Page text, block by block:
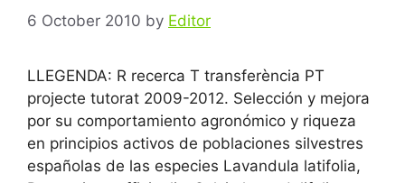
6 October 2010 by Editor
LLEGENDA: R recerca T transferència PT
projecte tutorat 2009-2012. Selección y mejora
por su comportamiento agronómico y riqueza
en principios activos de poblaciones silvestres
españolas de las especies Lavandula latifolia,